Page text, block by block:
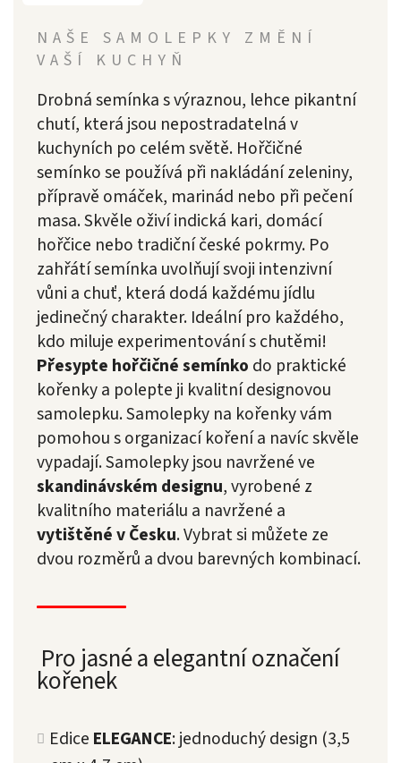
NAŠE SAMOLEPKY ZMĚNÍ
VAŠÍ KUCHYŇ
Drobná semínka s výraznou, lehce pikantní
chutí, která jsou nepostradatelná v
kuchyních po celém světě. Hořčičné
semínko se používá při nakládání zeleniny,
přípravě omáček, marinád nebo při pečení
masa. Skvěle oživí indická kari, domácí
hořčice nebo tradiční české pokrmy. Po
zahřátí semínka uvolňují svoji intenzivní
vůni a chuť, která dodá každému jídlu
jedinečný charakter. Ideální pro každého,
kdo miluje experimentování s chutěmi!
Přesypte hořčičné semínko do praktické
kořenky a polepte ji kvalitní designovou
samolepku.Samolepky na kořenky vám
pomohou s organizací koření a navíc skvěle
vypadají. Samolepky jsou navržené ve
skandinávském designu, vyrobené z
kvalitního materiálu a navržené a
vytištěné v Česku. Vybrat si můžete ze
dvou rozměrů a dvou barevných kombinací.
Pro jasné a elegantní označení
kořenek
Edice ELEGANCE: jednoduchý design (3,5